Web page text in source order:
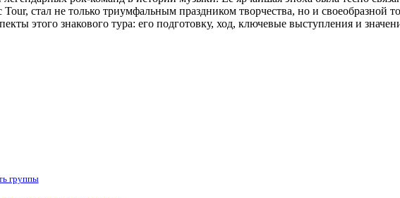
стал не только триумфальным праздником творчества, но и своеобразной
этого знакового тура: его подготовку, ход, ключевые выступления и
группы